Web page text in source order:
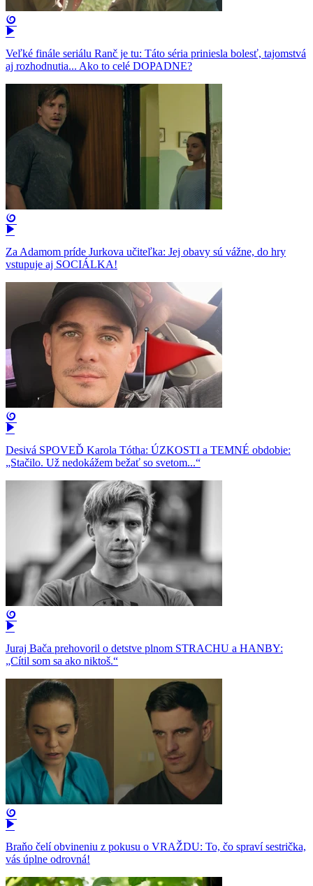
Veľké finále seriálu Ranč je tu: Táto séria priniesla bolesť, tajomstvá
aj rozhodnutia... Ako to celé DOPADNE?
Za Adamom príde Jurkova učiteľka: Jej obavy sú vážne, do hry
vstupuje aj SOCIÁLKA!
Desivá SPOVEĎ Karola Tótha: ÚZKOSTI a TEMNÉ obdobie:
„Stačilo. Už nedokážem bežať so svetom...“
Juraj Bača prehovoril o detstve plnom STRACHU a HANBY:
„Cítil som sa ako niktoš.“
Braňo čelí obvineniu z pokusu o VRAŽDU: To, čo spraví sestrička,
vás úplne odrovná!